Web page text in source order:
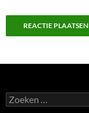
Zoeken
naar: